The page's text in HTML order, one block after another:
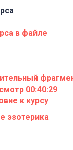
в файле
00:40:29
к курсу
эзотерика